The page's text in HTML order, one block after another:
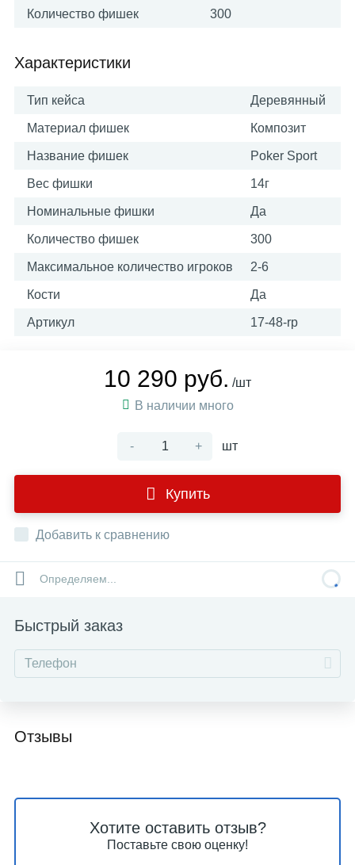
Количество фишек 300
Характеристики
Тип кейса Деревянный
Материал фишек Композит
Название фишек Poker Sport
Вес фишки 14г
Номинальные фишки Да
Количество фишек 300
Максимальное количество игроков 2-6
Кости Да
Артикул 17-48-rp
10 290 руб. /шт
В наличии много
- + шт
Купить
Добавить к сравнению
Определяем...
Быстрый заказ
Отзывы
Хотите оставить отзыв?
Поставьте свою оценку!